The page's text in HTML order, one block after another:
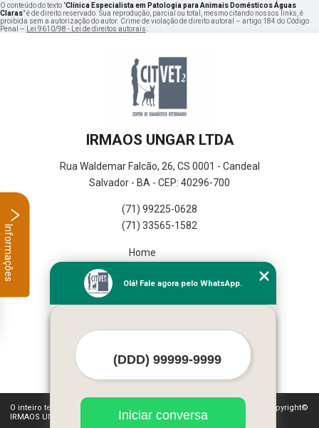
O conteúdo do texto "Clínica Especialista em Patologia para Animais Domésticos Águas
Claras" é de direito reservado. Sua reprodução, parcial ou total, mesmo citando nossos links, é
proibida sem a autorização do autor. Crime de violação de direito autoral – artigo 184 do Código
Penal –
Lei 9610/98 - Lei de direitos autorais
IRMAOS UNGAR LTDA
Rua Waldemar Falcão, 26, CS 0001 - Candeal
Salvador - BA - CEP: 40296-700
(71) 99225-0628
(71) 33565-1582
Home
Missão
O inteiro teor deste site está sujeito à proteção de direitos autorais. Copyright©
IRMAOS UNGAR LTDA (Lei 9610 de 19/02/1998)
Olá! Fale agora pelo WhatsApp.
Iniciar conversa
Informações